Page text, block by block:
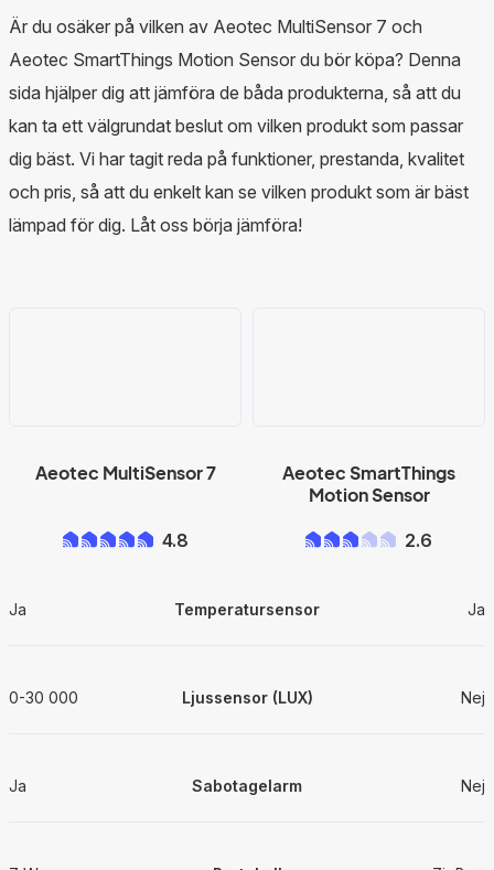
Är du osäker på vilken av Aeotec MultiSensor 7 och
Aeotec SmartThings Motion Sensor du bör köpa? Denna
sida hjälper dig att jämföra de båda produkterna, så att du
kan ta ett välgrundat beslut om vilken produkt som passar
dig bäst. Vi har tagit reda på funktioner, prestanda, kvalitet
och pris, så att du enkelt kan se vilken produkt som är bäst
lämpad för dig. Låt oss börja jämföra!
Aeotec MultiSensor 7
4.8
Aeotec SmartThings
Motion Sensor
2.6
Ja Temperatursensor Ja
0-30 000 Ljussensor (LUX) Nej
Ja Sabotagelarm Nej